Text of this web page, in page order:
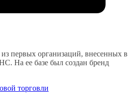
первых организаций, внесенных в
На ее базе был создан бренд